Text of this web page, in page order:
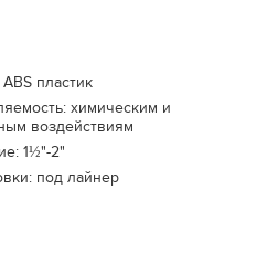
пластик
химическим и
воздействиям
1½"-2"
под лайнер